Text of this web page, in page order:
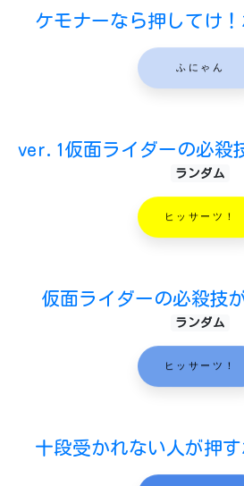
ケモナーなら押してけ
ふにゃん
ver.1仮面ライダーの必殺
ランダム
ヒッサーツ！
仮面ライダーの必殺技
ランダム
ヒッサーツ！
十段受かれない人が押